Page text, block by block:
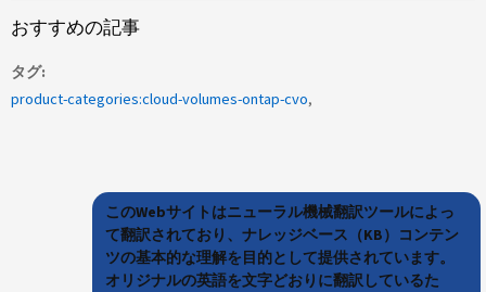
おすすめの記事
タグ
product-categories:cloud-volumes-ontap-cvo
このWebサイトはニューラル機械翻訳ツールによっ
て翻訳されており、ナレッジベース（KB）コンテン
ツの基本的な理解を目的として提供されています。
オリジナルの英語を文字どおりに翻訳しているた